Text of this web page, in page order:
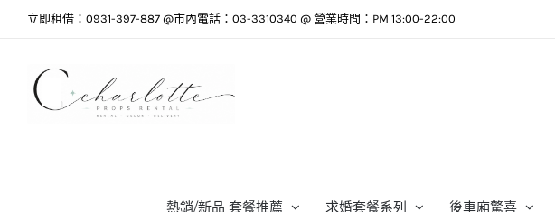
立即租借：0931-397-887 @市內電話：03-3310340 @ 營業時間：PM 13:00-22:00
熱銷/新品 套餐推薦 求婚套餐系列 後車廂驚喜